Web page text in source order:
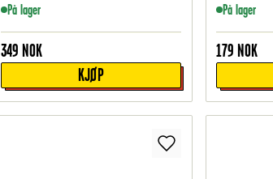
På lager
349 NOK
KJØP
På lager
179 NOK